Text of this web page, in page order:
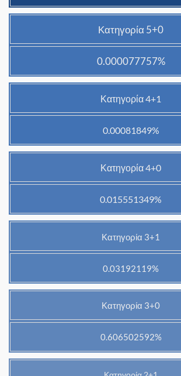
Κατηγορία 5+0
0.000077757%
Κατηγορία 4+1
0.00081849%
Κατηγορία 4+0
0.015551349%
Κατηγορία 3+1
0.03192119%
Κατηγορία 3+0
0.606502592%